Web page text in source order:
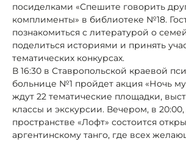
посиделками «Спешите говорить
комплименты» в библиотеке №18.
познакомиться с литературой о
поделиться историями и принять
тематических конкурсах.
В 16:30 в Ставропольской краевой
больнице №1 пройдет акция «Ночь
ждут 22 тематические площадки,
классы и экскурсии. Вечером, в
пространстве «Лофт» состоится
аргентинскому танго, где всех